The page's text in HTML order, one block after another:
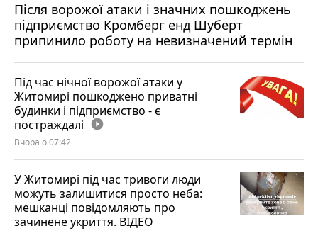
Після ворожої атаки і значних пошкоджень
підприємство Кромберг енд Шуберт
припинило роботу на невизначений термін
Під час нічної ворожої атаки у
Житомирі пошкоджено приватні
будинки і підприємство - є
постраждалі play_circle_filled
Вчора о 07:42
У Житомирі під час тривоги люди
можуть залишитися просто неба:
мешканці повідомляють про
зачинене укриття. ВІДЕО